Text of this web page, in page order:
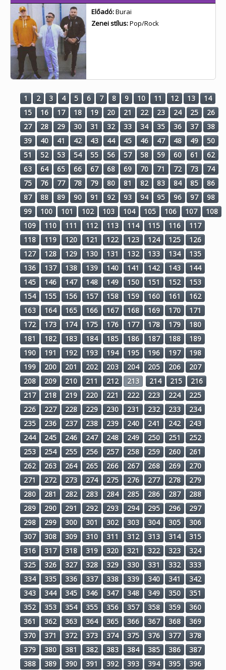
Előadó:Burai
Zenei stílus:Pop/Rock
1 2 3 4 5 6 7 8 9 10 11 12 13
14
15
16 17 18 19 20 21 22 23 24 25
26
27
28 29 30 31 32 33 34 35 36 37
38
39
40 41 42 43 44 45 46 47 48 49
50
51
52 53 54 55 56 57 58 59 60 61
62
63
64 65 66 67 68 69 70 71 72 73
74
75
76 77 78 79 80 81 82 83 84 85
86
87
88 89 90 91 92 93 94 95 96 97
98
99
100 101 102 103 104 105 106 107
108
109
110 111 112 113 114 115 116
117
118
119 120 121 122 123 124 125
126
127
128 129 130 131 132 133 134
135
136
137 138 139 140 141 142 143
144
145
146 147 148 149 150 151 152
153
154
155 156 157 158 159 160 161
162
163
164 165 166 167 168 169 170
171
172
173 174 175 176 177 178 179
180
181
182 183 184 185 186 187 188
189
190
191 192 193 194 195 196 197
198
199
200 201 202 203 204 205 206
207
208
209 210 211 212 213 214 215
216
217
218 219 220 221 222 223 224
225
226
227 228 229 230 231 232 233
234
235
236 237 238 239 240 241 242
243
244
245 246 247 248 249 250 251
252
253
254 255 256 257 258 259 260
261
262
263 264 265 266 267 268 269
270
271
272 273 274 275 276 277 278
279
280
281 282 283 284 285 286 287
288
289
290 291 292 293 294 295 296
297
298
299 300 301 302 303 304 305
306
307
308 309 310 311 312 313 314
315
316
317 318 319 320 321 322 323
324
325
326 327 328 329 330 331 332
333
334
335 336 337 338 339 340 341
342
343
344 345 346 347 348 349 350
351
352
353 354 355 356 357 358 359
360
361
362 363 364 365 366 367 368
369
370
371 372 373 374 375 376 377
378
379
380 381 382 383 384 385 386
387
388
389 390 391 392 393 394 395
396